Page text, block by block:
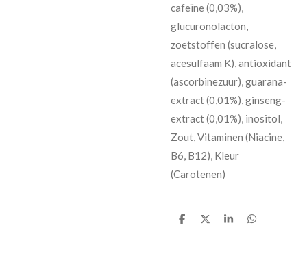
cafeïne (0,03%),
glucuronolacton,
zoetstoffen (sucralose,
acesulfaam K), antioxidant
(ascorbinezuur), guarana-
extract (0,01%), ginseng-
extract (0,01%), inositol,
Zout, Vitaminen (Niacine,
B6, B12), Kleur
(Carotenen)
D
D
S
D